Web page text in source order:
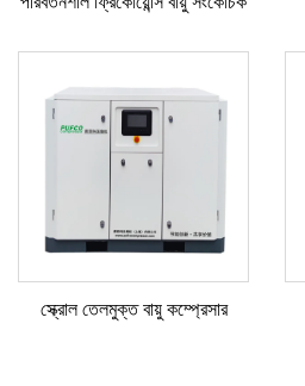
স্ক্রোল তেলমুক্ত বায়ু কম্প্রেসার